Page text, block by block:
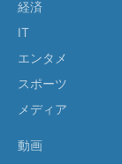
経済
IT
エンタメ
スポーツ
メディア
動画